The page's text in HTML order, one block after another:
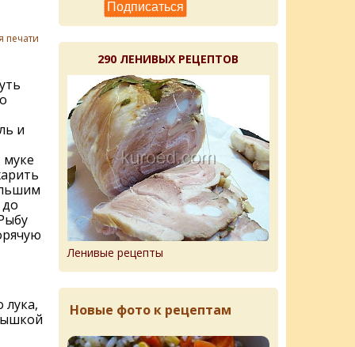
печати
и
муке
лука,
290 ЛЕНИВЫХ РЕЦЕПТОВ
Ленивые рецепты
Новые фото к рецептам